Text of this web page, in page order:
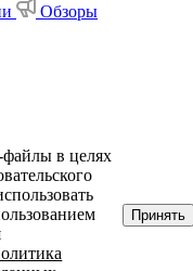
Обзоры
файлы в целях
Принять